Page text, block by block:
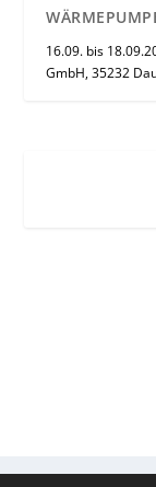
16.09. bis
GmbH, 35232